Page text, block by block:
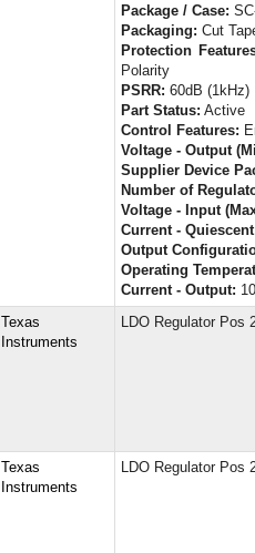
Package / Case:
Packaging: Cut
Protection
Polarity
PSRR: 60dB (1kHz)
Part Status: Active
Control Features:
Voltage - Output
Supplier Device
Number of
Voltage - Input
Current -
Output
Operating
Current - Output:
Texas
Instruments
LDO Regulator
Texas
Instruments
LDO Regulator